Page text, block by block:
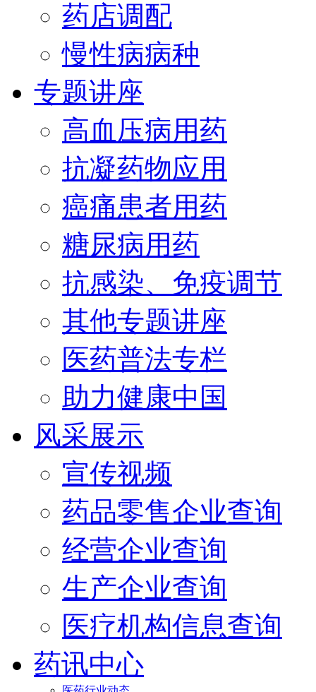
药店调配
慢性病病种
专题讲座
高血压病用药
抗凝药物应用
癌痛患者用药
糖尿病用药
抗感染、免疫调节
其他专题讲座
医药普法专栏
助力健康中国
风采展示
宣传视频
药品零售企业查询
经营企业查询
生产企业查询
医疗机构信息查询
药讯中心